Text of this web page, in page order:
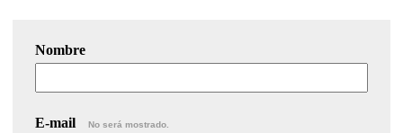
Nombre
E-mail No será mostrado.